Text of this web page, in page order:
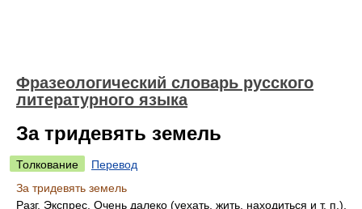
Фразеологический словарь русского
литературного языка
За тридевять земель
Толкование
Перевод
За тридевять земель
Разг. Экспрес. Очень далеко (уехать, жить, находиться и т. п.).